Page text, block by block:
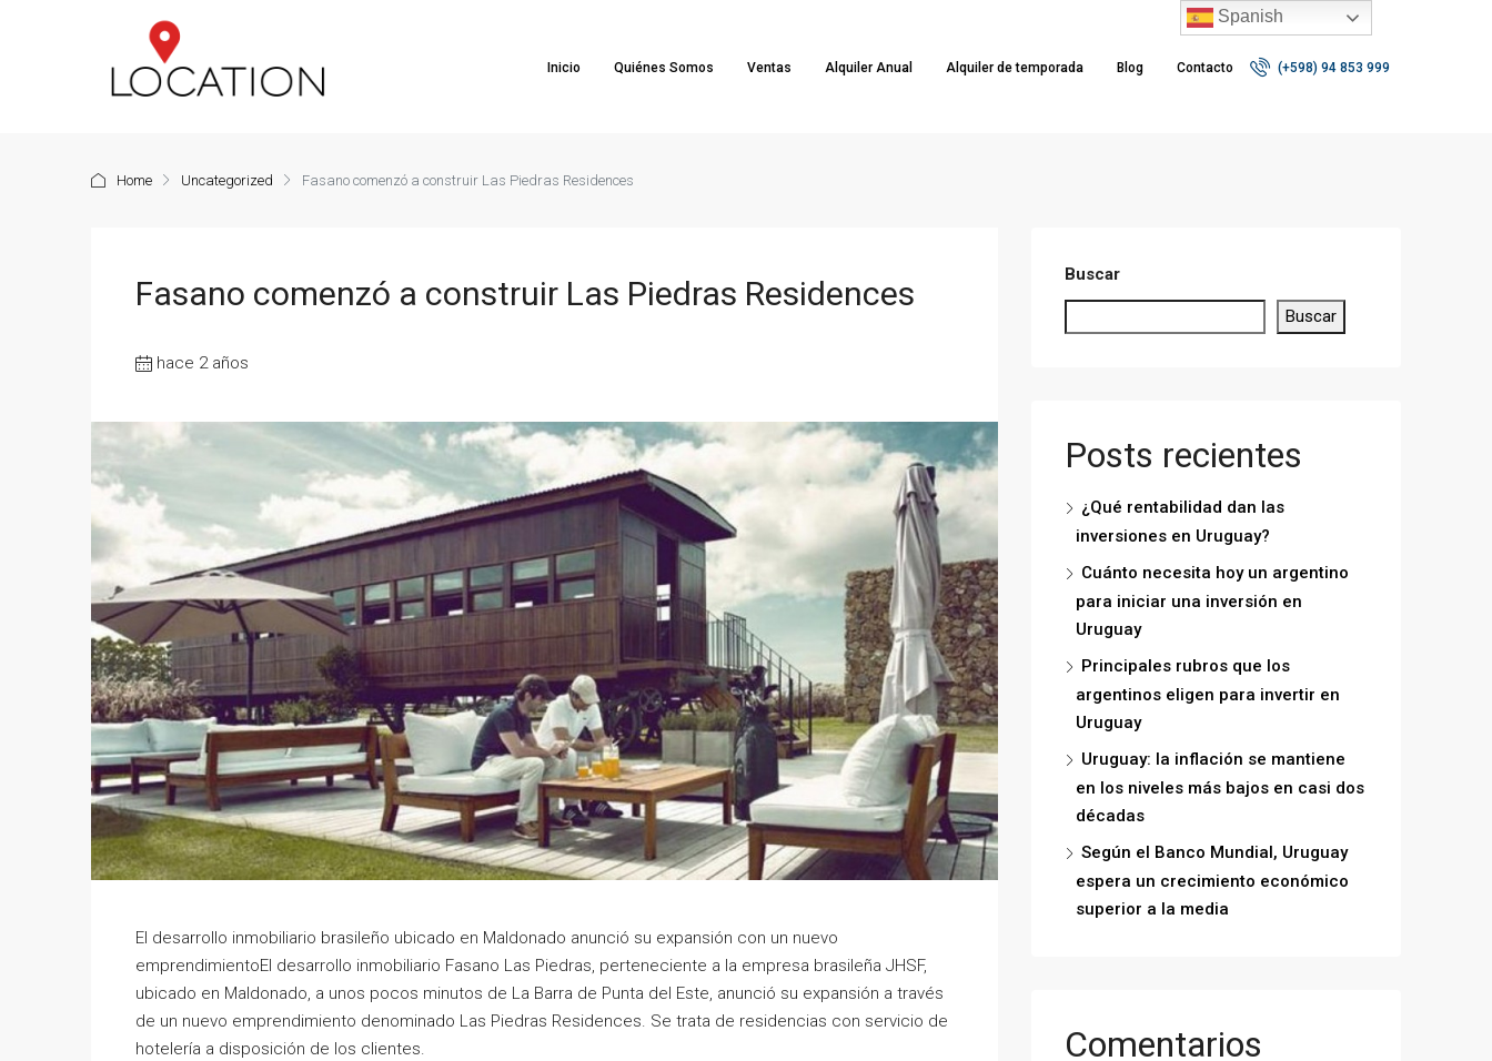
Inicio Quiénes Somos Ventas Alquiler Anual Alquiler de temporada Blog Contacto (+598) 94 853 999
Home Uncategorized Fasano comenzó a construir Las Piedras Residences
Fasano comenzó a construir Las Piedras Residences
hace 2 años
El desarrollo inmobiliario brasileño ubicado en Maldonado anunció su expansión con un nuevo
emprendimientoEl desarrollo inmobiliario Fasano Las Piedras, perteneciente a la empresa brasileña JHSF,
ubicado en Maldonado, a unos pocos minutos de La Barra de Punta del Este, anunció su expansión a través
de un nuevo emprendimiento denominado Las Piedras Residences. Se trata de residencias con servicio de
hotelería a disposición de los clientes.
Buscar
Buscar
Posts recientes
¿Qué rentabilidad dan las
inversiones en Uruguay?
Cuánto necesita hoy un argentino
para iniciar una inversión en
Uruguay
Principales rubros que los
argentinos eligen para invertir en
Uruguay
Uruguay: la inflación se mantiene
en los niveles más bajos en casi dos
décadas
Según el Banco Mundial, Uruguay
espera un crecimiento económico
superior a la media
Comentarios
Spanish